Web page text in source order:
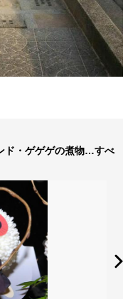
ド・ゲゲゲの煮物…すべ